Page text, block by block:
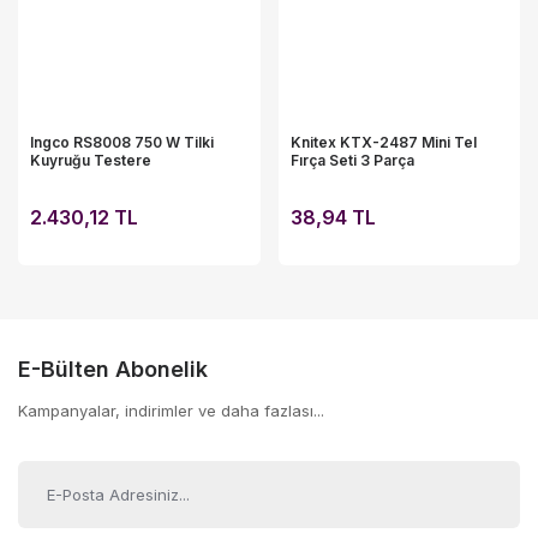
Ingco RS8008 750 W Tilki
Kuyruğu Testere
2.430,12 TL
Knitex KTX-2487 Mini Tel
Fırça Seti 3 Parça
38,94 TL
E-Bülten Abonelik
Kampanyalar, indirimler ve daha fazlası...